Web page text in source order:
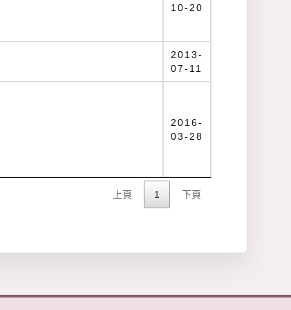
10-20
2013-
07-11
2016-
03-28
上頁 1 下頁